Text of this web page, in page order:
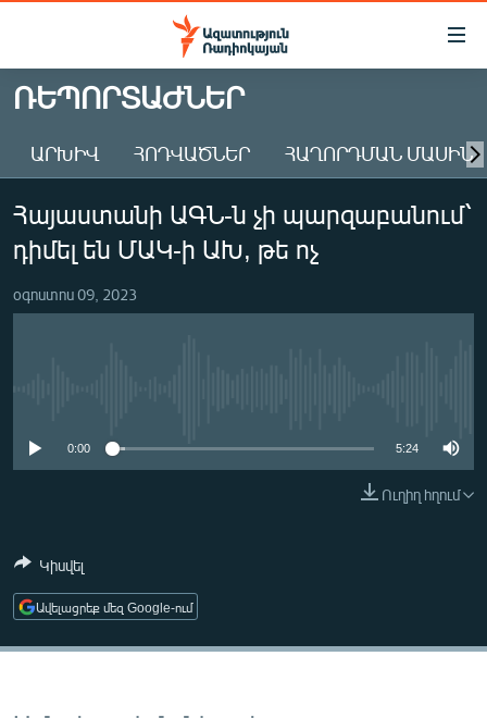
Մատչելիության
Անցնել
հիմնական
Անցնել
հիմնական
մենյուին
Որոնում
ԱԶԱՏՈՒԹՅՈՒՆ TV
ՀԱՅԱՍՏԱՆ
ԸՆՏՐՈՒԹՅՈՒՆՆԵՐ 2026
ԻՐԱՎՈՒՆՔ
ՀԱՍԱՐԱԿՈՒԹՅՈՒՆ
ՏԱՐԱԾԱՇՐՋԱՆ
ՄԵԿՆԱԲԱՆՈՒԹՅՈՒՆ
ՌԵՊՈՐՏԱԺՆԵՐ
ԱՐԽԻՎ ՀՈԴՎԱԾՆԵՐ ՀԱՂՈՐԴՄԱՆ ՄԱՍԻՆ
Հայաստանի ԱԳՆ-ն չի պարզաբանում՝
դիմել են ՄԱԿ-ի ԱԽ, թե ոչ
օգոստոս 09, 2023
0:00 5:24
Ուղիղ հղում
Կիսվել
Ավելացրեք մեզ Google-ում